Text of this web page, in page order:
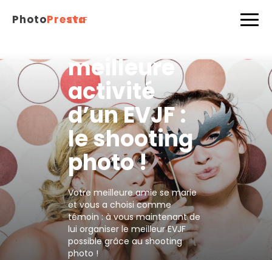
PhotoPresta
EVJF
meilleure
activité
d’un EVJF :
le shooting
photo !
Votre meilleure amie se marie
et vous a choisi comme
témoin : à vous maintenant de
lui organiser le meilleur EVJF
possible grâce au shooting
photo !